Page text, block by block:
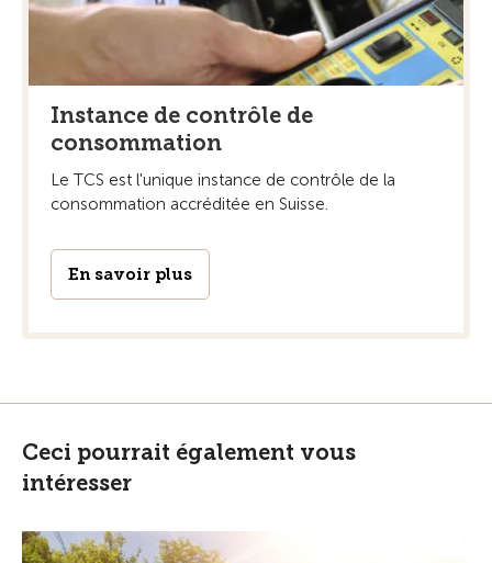
Instance de contrôle de
consommation
Le TCS est l'unique instance de contrôle de la
consommation accréditée en Suisse.
En savoir plus
Ceci pourrait également vous
intéresser